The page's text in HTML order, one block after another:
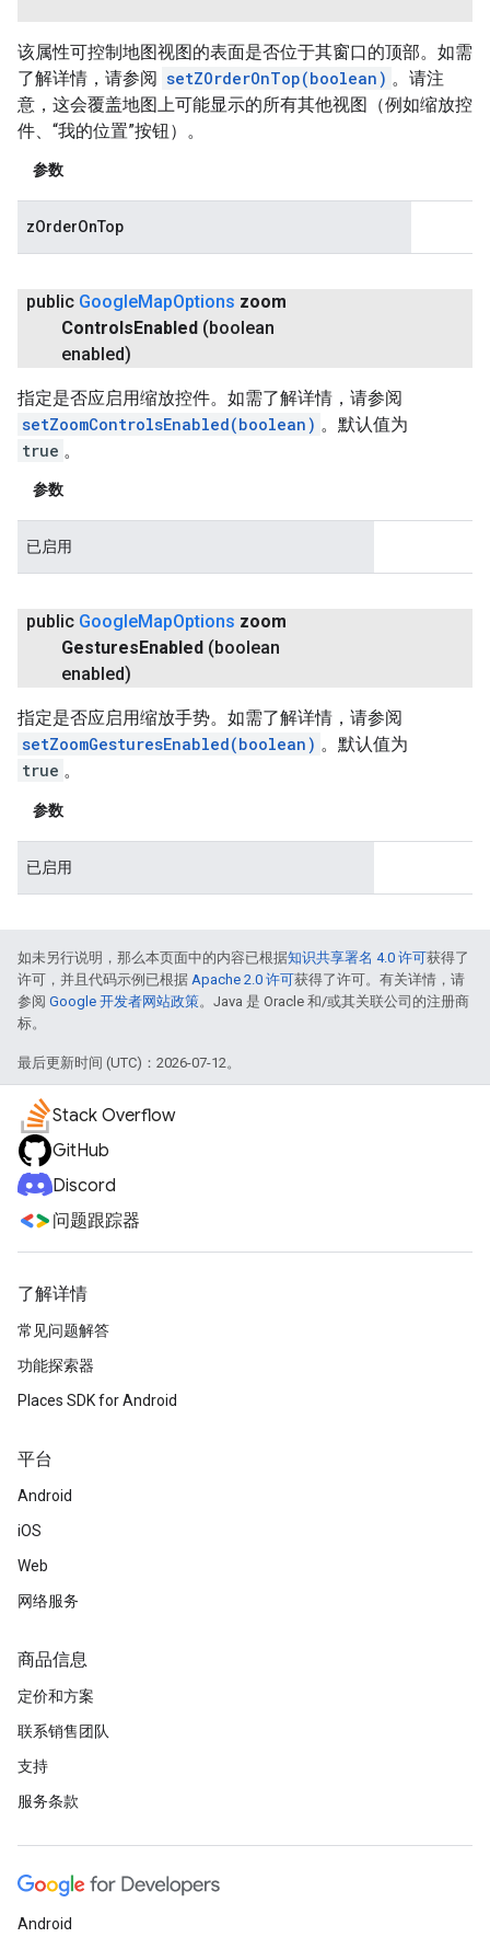
该属性可控制地图视图的表面是否位于其窗口的顶部。如需
了解详情，请参阅 setZOrderOnTop(boolean) 。请注
意，这会覆盖地图上可能显示的所有其他视图（例如缩放控
件、“我的位置”按钮）。
参数
zOrderOnTop
public GoogleMapOptions zoom
Controls Enabled (boolean
enabled)
指定是否应启用缩放控件。如需了解详情，请参阅
setZoomControlsEnabled(boolean) 。默认值为
true 。
参数
已启用
public GoogleMapOptions zoom
Gestures Enabled (boolean
enabled)
指定是否应启用缩放手势。如需了解详情，请参阅
setZoomGesturesEnabled(boolean) 。默认值为
true 。
参数
已启用
如未另行说明，那么本页面中的内容已根据知识共享署名 4.0 许可获得了
许可，并且代码示例已根据 Apache 2.0 许可获得了许可。有关详情，请
参阅 Google 开发者网站政策。Java 是 Oracle 和/或其关联公司的注册商
标。
最后更新时间 (UTC)：2026-07-12。
Stack Overflow
GitHub
Discord
问题跟踪器
了解详情
常见问题解答
功能探索器
Places SDK for Android
平台
Android
iOS
Web
网络服务
商品信息
定价和方案
联系销售团队
支持
服务条款
Android